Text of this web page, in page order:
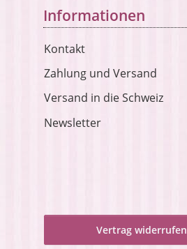
Informationen
Kontakt
Zahlung und Versand
Versand in die Schweiz
Newsletter
Vertrag widerrufen